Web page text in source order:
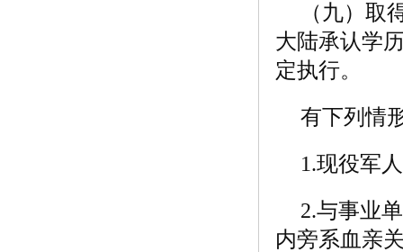
（九）
大陆承认学
定执行。
有下列情
1.现役军
2.与事业
内旁系血亲